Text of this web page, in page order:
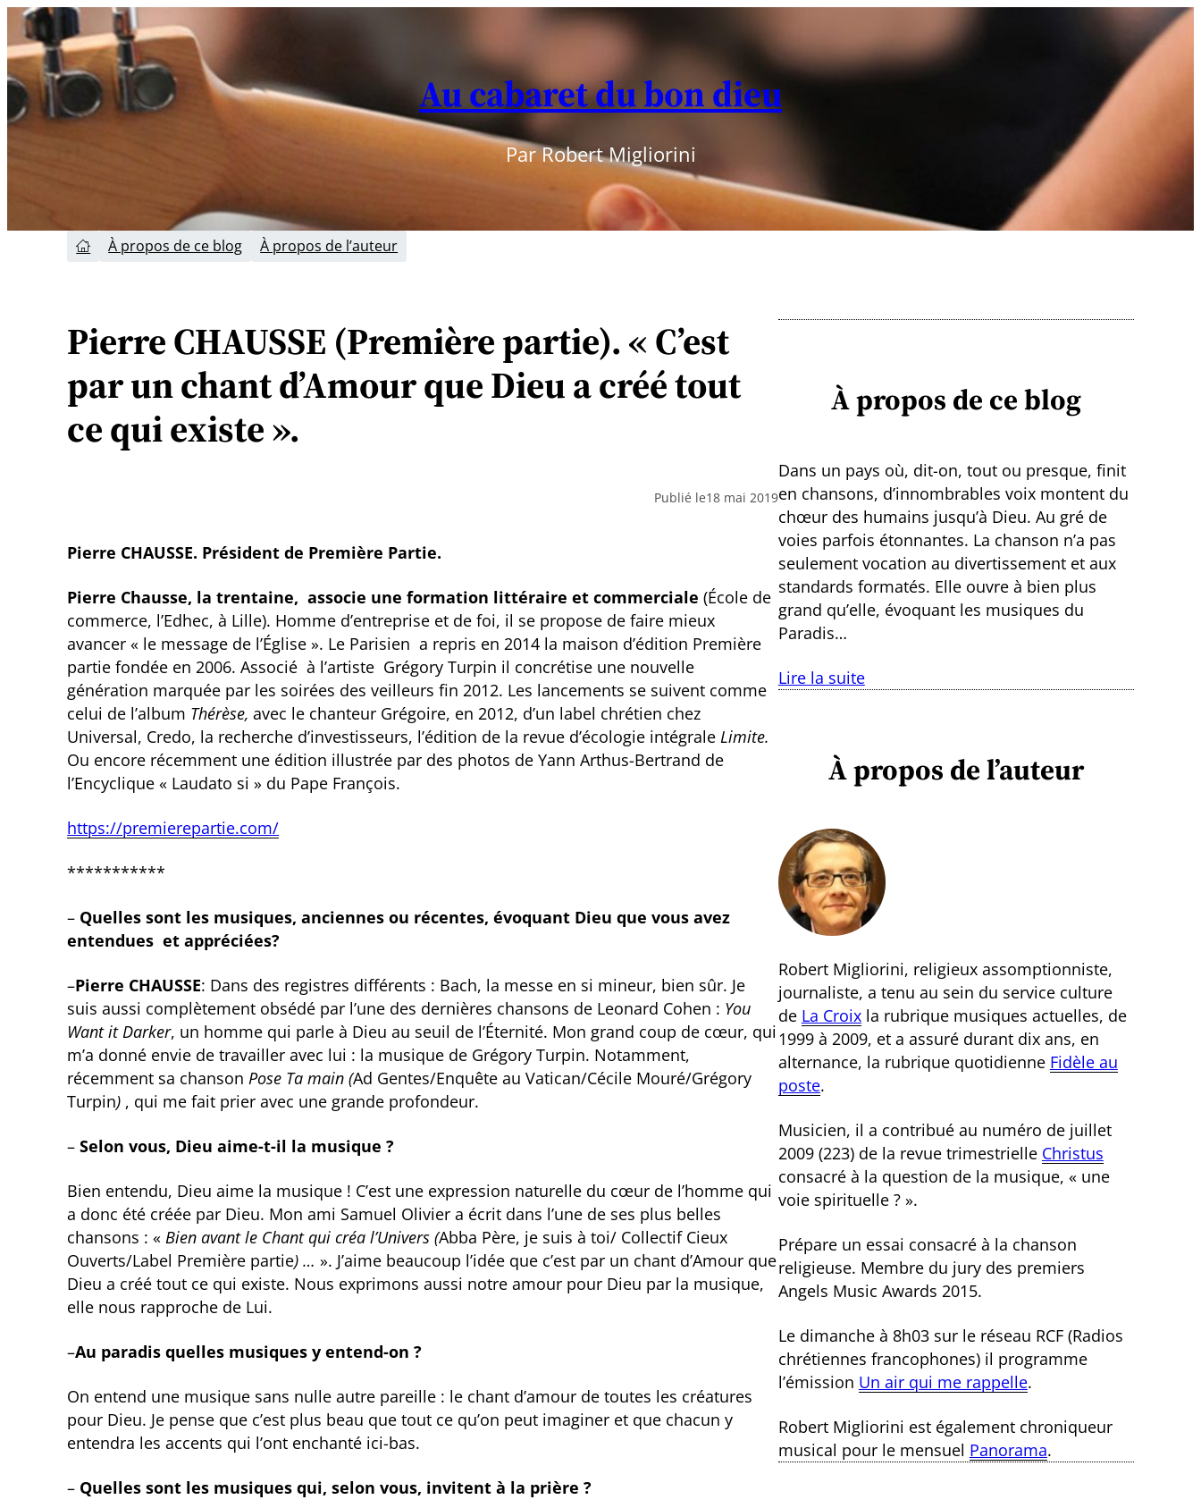
Aller
au
contenu
Au cabaret du bon dieu
Par Robert Migliorini
 À propos de ce blog À propos de l’auteur
Pierre CHAUSSE (Première partie). « C’est
par un chant d’Amour que Dieu a créé tout
ce qui existe ».
Publié le18 mai 2019
Pierre CHAUSSE. Président de Première Partie.
Pierre Chausse, la trentaine, associe une formation littéraire et commerciale (École de
commerce, l’Edhec, à Lille). Homme d’entreprise et de foi, il se propose de faire mieux
avancer « le message de l’Église ». Le Parisien a repris en 2014 la maison d’édition Première
partie fondée en 2006. Associé à l’artiste Grégory Turpin il concrétise une nouvelle
génération marquée par les soirées des veilleurs fin 2012. Les lancements se suivent comme
celui de l’album ­ Thérèse, avec le chanteur Grégoire, en 2012, d’un label chrétien chez
Universal, Credo, la recherche d’investisseurs, l’édition de la revue d’écologie intégraleLimite.
Ou encore récemment une édition illustrée par des photos de Yann Arthus-Bertrand de
l’Encyclique « Laudato si » du Pape François.
https://premierepartie.com/
***********
– Quelles sont les musiques, anciennes ou récentes, évoquant Dieu que vous avez
entendues et appréciées?
–Pierre CHAUSSE: Dans des registres différents : Bach, la messe en si mineur, bien sûr. Je
suis aussi complètement obsédé par l’une des dernières chansons de Leonard Cohen : You
Want it Darker, un homme qui parle à Dieu au seuil de l’Éternité. Mon grand coup de cœur, qui
m’a donné envie de travailler avec lui : la musique de Grégory Turpin. Notamment,
récemment sa chansonPose Ta main (Ad Gentes/Enquête au Vatican/Cécile Mouré/Grégory
Turpin) , qui me fait prier avec une grande profondeur.
–Selon vous, Dieu aime-t-il la musique ?
Bien entendu, Dieu aime la musique ! C’est une expression naturelle du cœur de l’homme qui
a donc été créée par Dieu. Mon ami Samuel Olivier a écrit dans l’une de ses plus belles
chansons : «Bien avant le Chant qui créa l’Univers (Abba Père, je suis à toi/ Collectif Cieux
Ouverts/Label Première partie) … ». J’aime beaucoup l’idée que c’est par un chant d’Amour que
Dieu a créé tout ce qui existe. Nous exprimons aussi notre amour pour Dieu par la musique,
elle nous rapproche de Lui.
–Au paradis quelles musiques y entend-on ?
On entend une musique sans nulle autre pareille : le chant d’amour de toutes les créatures
pour Dieu. Je pense que c’est plus beau que tout ce qu’on peut imaginer et que chacun y
entendra les accents qui l’ont enchanté ici-bas.
– Quelles sont les musiques qui, selon vous, invitent à la prière ?
À propos de ce blog
Dans un pays où, dit-on, tout ou presque, finit
en chansons, d’innombrables voix montent du
chœur des humains jusqu’à Dieu. Au gré de
voies parfois étonnantes. La chanson n’a pas
seulement vocation au divertissement et aux
standards formatés. Elle ouvre à bien plus
grand qu’elle, évoquant les musiques du
Paradis…
Lire la suite
À propos de l’auteur
Robert Migliorini, religieux assomptionniste,
journaliste, a tenu au sein du service culture
de La Croixla rubrique musiques actuelles, de
1999 à 2009, et a assuré durant dix ans, en
alternance, la rubrique quotidienne Fidèle au
poste.
Musicien, il a contribué au numéro de juillet
2009 (223) de la revue trimestrielle Christus
consacré à la question de la musique, « une
voie spirituelle ? ».
Prépare un essai consacré à la chanson
religieuse. Membre du jury des premiers
Angels Music Awards 2015.
Le dimanche à 8h03 sur le réseau RCF (Radios
chrétiennes francophones) il programme
l’émission Un air qui me rappelle.
Robert Migliorini est également chroniqueur
musical pour le mensuel Panorama.